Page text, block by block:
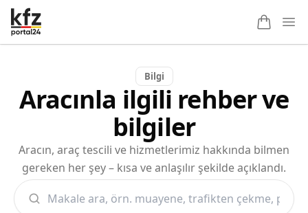
Bilgi
Aracınla ilgili rehber ve
bilgiler
Aracın, araç tescili ve hizmetlerimiz hakkında bilmen
gereken her şey – kısa ve anlaşılır şekilde açıklandı.